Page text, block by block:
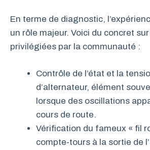
En terme de diagnostic,
un rôle majeur. Voici du concret
privilégiées par la communauté :
Contrôle de l’état et la
d’alternateur, élément
lorsque des oscillations
cours de route.
Vérification du fameux « fil
compte-tours à la sortie de